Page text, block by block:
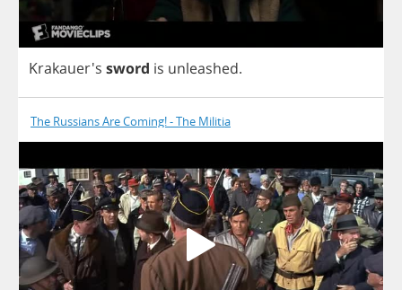
Krakauer's sword is unleashed.
The Russians Are Coming! - The Militia